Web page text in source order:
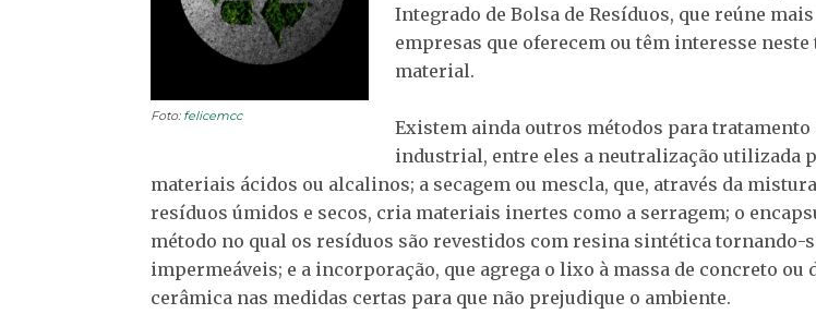
Foto: felicemcc
Integrado de Bolsa de Resíduos, que reúne
empresas que oferecem ou têm interesse neste
material.
Existem ainda outros métodos para
industrial, entre eles a neutralização utilizada
materiais ácidos ou alcalinos; a secagem ou mescla, que, através da
resíduos úmidos e secos, cria materiais inertes como a serragem; o
método no qual os resíduos são revestidos com resina sintética tornando-
impermeáveis; e a incorporação, que agrega o lixo à massa de concreto ou
cerâmica nas medidas certas para que não prejudique o ambiente.